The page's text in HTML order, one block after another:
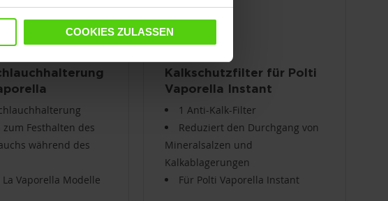
COOKIES ZULASSEN
Festhalten des
während des
La Vaporella Modelle
Kalkschutzfilter für Polti
Vaporella Instant
PAEU0404
1 Anti-Kalk-Filter
Reduziert den Durchgang von
Mineralsalzen und
Kalkablagerungen
Für Polti Vaporella Instant